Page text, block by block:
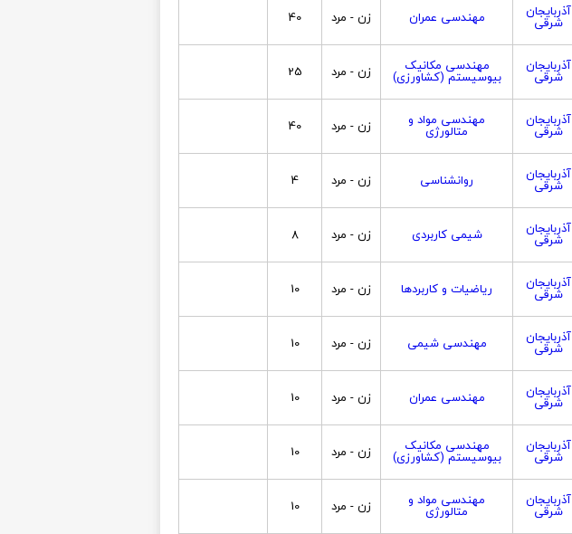
آذربایجان
شرقی مهندسی عمران زن - مرد 40
آذربایجان
شرقی
مهندسی مکانیک
بیوسیستم (کشاورزی) زن - مرد 25
آذربایجان
شرقی
مهندسی مواد و
متالورژی زن - مرد 40
آذربایجان
شرقی روانشناسی زن - مرد 4
آذربایجان
شرقی شیمی کاربردی زن - مرد 8
آذربایجان
شرقی ریاضیات و کاربردها زن - مرد 10
آذربایجان
شرقی مهندسی شیمی زن - مرد 10
آذربایجان
شرقی مهندسی عمران زن - مرد 10
آذربایجان
شرقی
مهندسی مکانیک
بیوسیستم (کشاورزی) زن - مرد 10
آذربایجان
شرقی
مهندسی مواد و
متالورژی زن - مرد 10